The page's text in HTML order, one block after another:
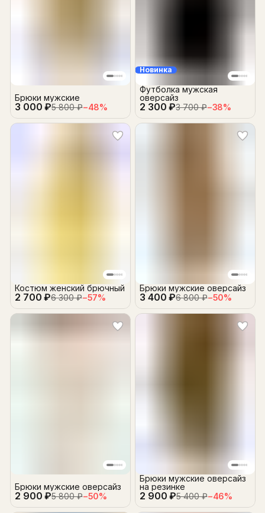
3 000 ₽5 800 ₽−48%
Брюки мужские
Новинка
2 300 ₽3 700 ₽−38%
Футболка мужская
оверсайз
2 700 ₽6 300 ₽−57%
Костюм женский брючный
3 400 ₽6 800 ₽−50%
Брюки мужские оверсайз
2 900 ₽5 800 ₽−50%
Брюки мужские оверсайз
2 900 ₽5 400 ₽−46%
Брюки мужские оверсайз
на резинке